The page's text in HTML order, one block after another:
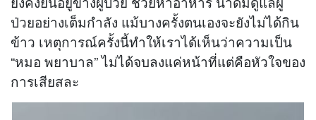
ป่วยอย่างเต็มกำลัง แม้บางครั้งตนเองจะยังไม่ได้กิน
ข้าว เหตุการณ์ครั้งนี้ทำให้เราได้เห็นว่าความเป็น
“หมอ พยาบาล” ไม่ได้จบลงแค่หน้าที่แต่คือหัวใจของ
การเสียสละ